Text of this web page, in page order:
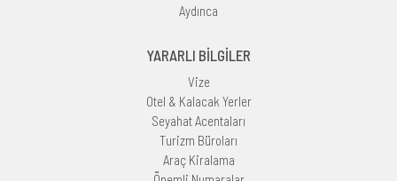
Aydınca
YARARLI BİLGİLER
Vize
Otel & Kalacak Yerler
Seyahat Acentaları
Turizm Büroları
Araç Kiralama